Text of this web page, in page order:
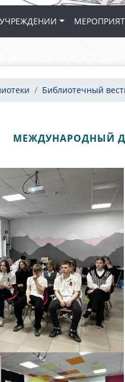
Библиотечный
МЕЖДУНАРОДНЫЙ